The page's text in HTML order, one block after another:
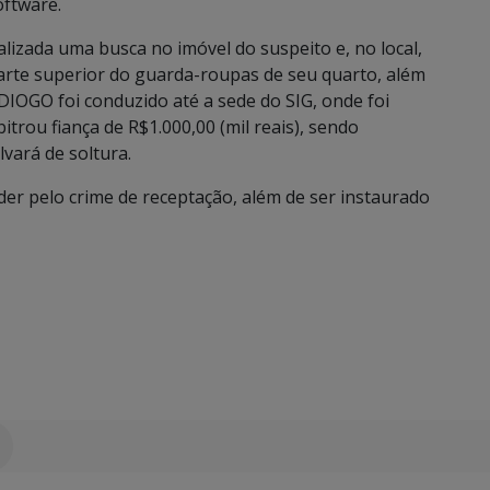
uma busca no imóvel do suspeito e, no local,
superior do guarda-roupas de seu quarto, além
foi conduzido até a sede do SIG, onde foi
fiança de R$1.000,00 (mil reais), sendo
de soltura.
pelo crime de receptação, além de ser instaurado